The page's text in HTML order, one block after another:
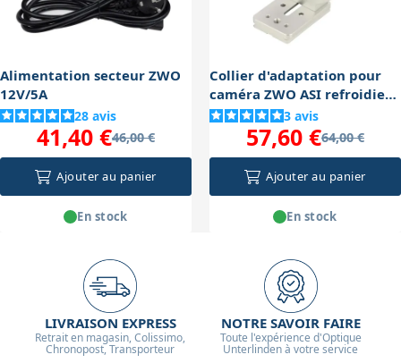
pour garantir une image nette. Enfin, si le
refroidissement n'est pas efficace ou si les poses sont
apparaître sous forme de grains sur l'image. Un bon
traitement des images (calibrage avec darks, flats) est
aussi indispensable pour améliorer la qualité finale.
Alimentation secteur ZWO
12V/5A
28 avis
46,00 €
41,40 €
Ajouter au panier
En stock
Collier d'adaptation pour
caméra ZWO ASI refroidie
diamètre 78mm
3 avis
64,00 €
57,60 €
Ajouter au panier
En stock
LIVRAISON EXPRESS
Retrait en magasin, Colissimo,
Chronopost, Transporteur
NOTRE SAVOIR FAIRE
Toute l'expérience d'Optique
Unterlinden à votre service